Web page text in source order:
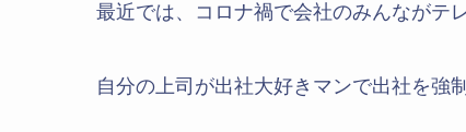
最近では、コロナ禍で会社のみんながテ
自分の上司が出社大好きマンで出社を強